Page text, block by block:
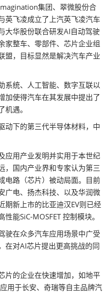
集团、翠微股份合
英飞凌成立了上汽英飞凌汽车
大华股份联合研发AI自动驾驶
整车、零部件、芯片企业组
盟，目标显然是解决汽车产业
系统、人工智能、数字互联以
加使得汽车在其发展中提出了
遇。
动下的第三代半导体材料，中
应用产业发明并实用于本世纪
，国内产业界和专家认为第三
电路（芯片）被动局面。目前
广电、扬杰科技、以及华润微
期新上市的比亚迪汉EV则已经
能SiC-MOSFET 控制模块。
驶在众多汽车应用场景中广受
在对AI芯片提出更高挑战的同
片的企业在快速增加，如地平
用于长安、奇瑞等自主品牌汽